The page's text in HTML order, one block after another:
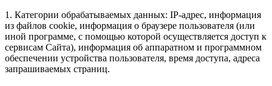
1. Категории обрабатываемых данных: IP-адрес, информация
из файлов cookie, информация о браузере пользователя (или
иной программе, с помощью которой осуществляется доступ к
сервисам Сайта), информация об аппаратном и программном
обеспечении устройства пользователя, время доступа, адреса
запрашиваемых страниц.